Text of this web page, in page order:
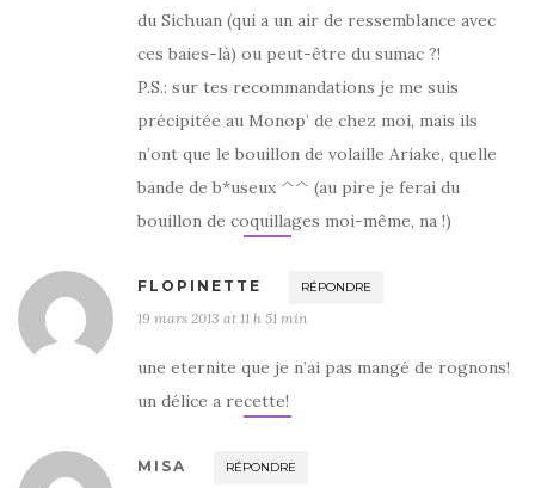
du Sichuan (qui a un air de ressemblance avec
ces baies-là) ou peut-être du sumac ?!
P.S.: sur tes recommandations je me suis
précipitée au Monop’ de chez moi, mais ils
n’ont que le bouillon de volaille Ariake, quelle
bande de b*useux ^^ (au pire je ferai du
bouillon de coquillages moi-même, na !)
FLOPINETTE RÉPONDRE
19 mars 2013 at 11 h 51 min
une eternite que je n’ai pas mangé de rognons!
un délice a recette!
MISA RÉPONDRE